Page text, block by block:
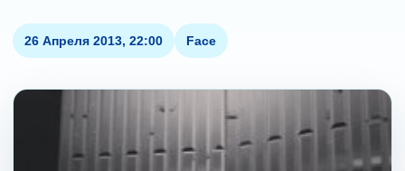
26 Апреля 2013, 22:00 Face